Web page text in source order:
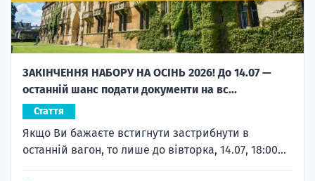
ЗАКІНЧЕННЯ НАБОРУ НА ОСІНЬ 2026! До 14.07 —
останній шанс подати документи на вс...
Стаття
Якщо Ви бажаєте встигнути застрибнути в
останній вагон, то лише до вівторка, 14.07, 18:00...